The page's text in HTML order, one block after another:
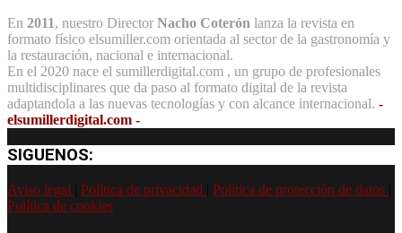
En 2011, nuestro Director Nacho Coterón lanza la revista en
formato físico elsumiller.com orientada al sector de la gastronomía y
la restauración, nacional e internacional.
En el 2020 nace el sumillerdigital.com , un grupo de profesionales
multidisciplinares que da paso al formato digital de la revista
adaptandola a las nuevas tecnologías y con alcance internacional. -
elsumillerdigital.com -
SIGUENOS:
Aviso legal Política de privacidad Política de protección de datos
Política de cookies